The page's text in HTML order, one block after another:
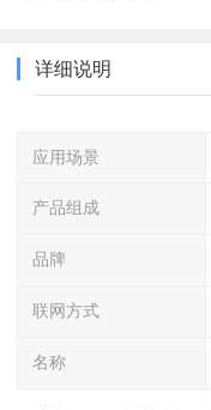
详细说明
应用场景
产品组成
品牌
联网方式
名称